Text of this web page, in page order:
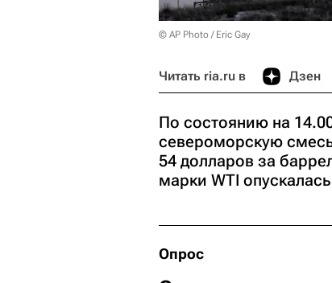
© AP Photo / Eric Gay
Читать ria.ru в Дзен
По состоянию на
североморскую
54 долларов за
марки WTI
Опрос